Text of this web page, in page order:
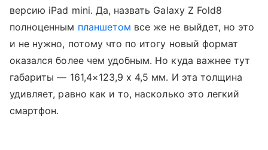
версию iPad mini. Да, назвать Galaxy Z Fold8
полноценным планшетом все же не выйдет, но это
и не нужно, потому что по итогу новый формат
оказался более чем удобным. Но куда важнее тут
габариты — 161,4×123,9 x 4,5 мм. И эта толщина
удивляет, равно как и то, насколько это легкий
смартфон.